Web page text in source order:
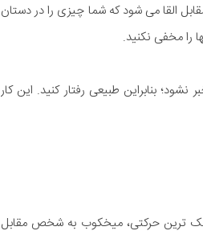
القا می شود که شما چیزی را در دستان
را مخفی نکنید.
نشود؛ بنابراین طبیعی رفتار کنید. این کار
ترین حرکتی، میخکوب به شخص مقابل